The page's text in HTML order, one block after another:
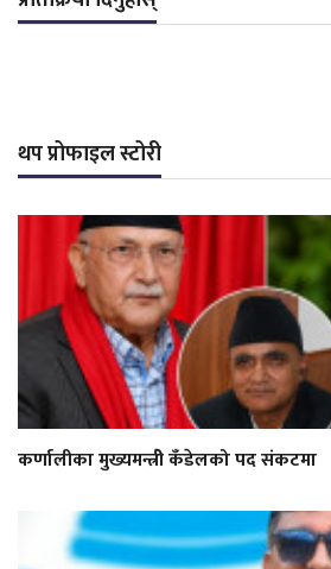
थप प्रोफाइल स्टोरी
कर्णालीका मुख्यमन्त्रीे कँडेलको पद संकटमा